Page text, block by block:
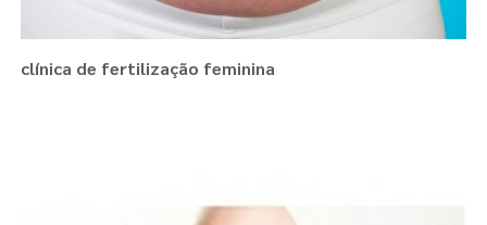
clínica de fertilização feminina